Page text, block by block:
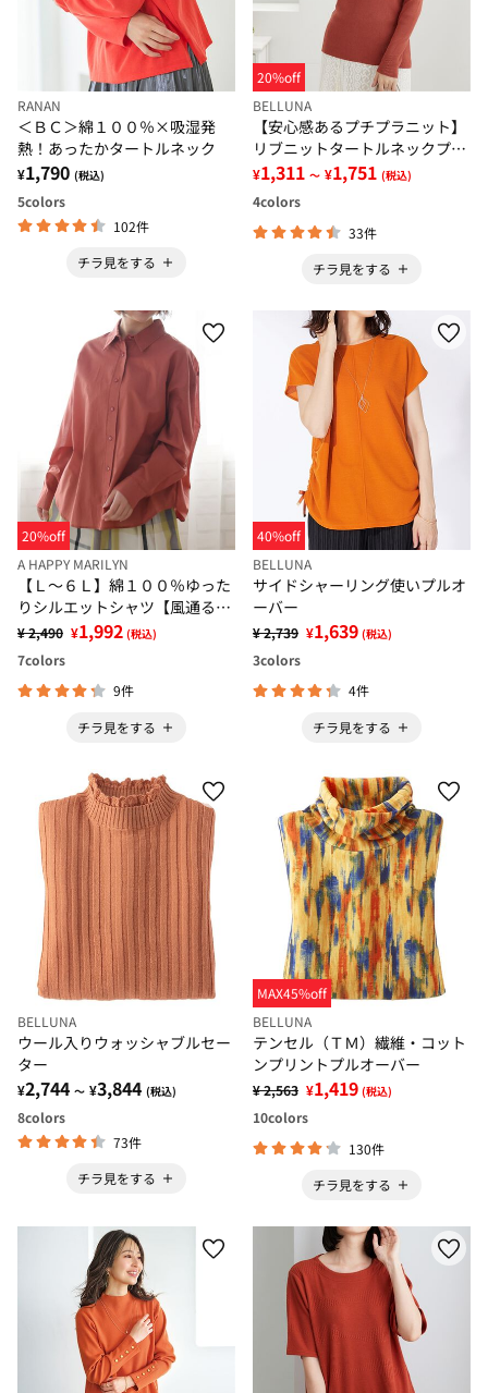
RANAN
＜ＢＣ＞綿１００％×吸湿発
熱！あったかタートルネック
¥1,790 (税込)
5colors
102件
チラ見をする
20%off
BELLUNA
【安心感あるプチプラニット】
リブニットタートルネックプル
オーバー
¥1,311 ～ ¥1,751 (税込)
4colors
33件
チラ見をする
20%off
A HAPPY MARILYN
【Ｌ～６Ｌ】綿１００％ゆった
りシルエットシャツ【風通るク
ラシック】
¥ 2,490 ¥1,992 (税込)
7colors
9件
チラ見をする
40%off
BELLUNA
サイドシャーリング使いプルオ
ーバー
¥ 2,739 ¥1,639 (税込)
3colors
4件
チラ見をする
BELLUNA
ウール入りウォッシャブルセー
ター
¥2,744 ～ ¥3,844 (税込)
8colors
73件
チラ見をする
MAX45%off
BELLUNA
テンセル（ＴＭ）繊維・コット
ンプリントプルオーバー
¥ 2,563 ¥1,419 (税込)
10colors
130件
チラ見をする